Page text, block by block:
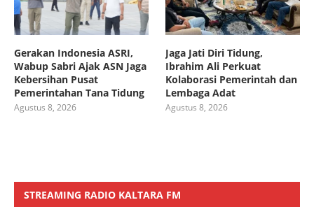
Gerakan Indonesia ASRI,
Wabup Sabri Ajak ASN Jaga
Kebersihan Pusat
Pemerintahan Tana Tidung
Agustus 8, 2026
Jaga Jati Diri Tidung,
Ibrahim Ali Perkuat
Kolaborasi Pemerintah dan
Lembaga Adat
Agustus 8, 2026
STREAMING RADIO KALTARA FM